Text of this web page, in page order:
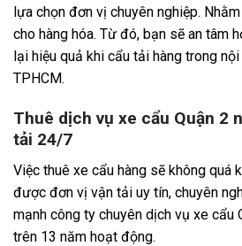
lựa chọn đơn vị chuyên nghiệp.
cho hàng hóa. Từ đó, bạn sẽ an tâm
lại hiệu quả khi cẩu tải hàng trong
TPHCM.
Thuê dịch vụ xe cẩu Quận 2
tải 24/7
Việc thuê xe cẩu hàng sẽ không quá
được đơn vị vận tải uy tín, chuyên
mạnh công ty chuyên dịch vụ xe cẩu
trên 13 năm hoạt động.